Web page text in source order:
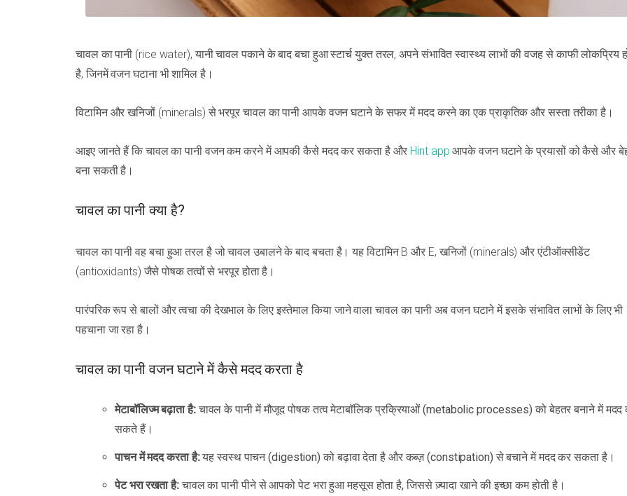
चावल का पानी (rice water), यानी चावल पकाने के बाद बचा हुआ स्टार्च युक्त तरल, अपने संभावित स्वास्थ्य लाभों की वजह से काफी लोकप्रिय
है, जिनमें वजन घटाना भी शामिल है।
विटामिन और खनिजों (minerals) से भरपूर चावल का पानी आपके वजन घटाने के सफर में मदद करने का एक प्राकृतिक और सस्ता तरीका है।
आइए जानते हैं कि चावल का पानी वजन कम करने में आपकी कैसे मदद कर सकता है और Hint app आपके वजन घटाने के प्रयासों को कैसे और
बना सकती है।
चावल का पानी क्या है?
चावल का पानी वह बचा हुआ तरल है जो चावल उबालने के बाद बचता है। यह विटामिन B और E, खनिजों (minerals) और एंटीऑक्सीडेंट
(antioxidants) जैसे पोषक तत्वों से भरपूर होता है।
पारंपरिक रूप से बालों और त्वचा की देखभाल के लिए इस्तेमाल किया जाने वाला चावल का पानी अब वजन घटाने में इसके संभावित लाभों के लिए भी
पहचाना जा रहा है।
चावल का पानी वजन घटाने में कैसे मदद करता है
मेटाबॉलिज्म बढ़ाता है:चावल के पानी में मौजूद पोषक तत्व मेटाबॉलिक प्रक्रियाओं (metabolic processes) को बेहतर बनाने में मदद
सकते हैं।
पाचन में मदद करता है:यह स्वस्थ पाचन (digestion) को बढ़ावा देता है और कब्ज़ (constipation) से बचाने में मदद कर सकता है।
पेट भरा रखता है:चावल का पानी पीने से आपको पेट भरा हुआ महसूस होता है, जिससे ज़्यादा खाने की इच्छा कम होती है।